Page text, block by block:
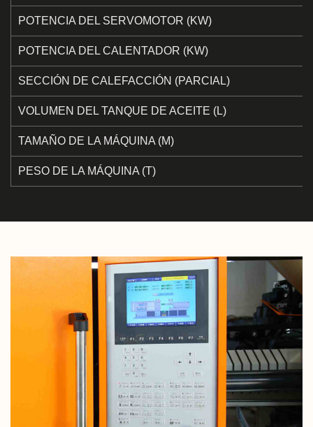
POTENCIA DEL SERVOMOTOR (KW)
POTENCIA DEL CALENTADOR (KW)
SECCIÓN DE CALEFACCIÓN (PARCIAL)
VOLUMEN DEL TANQUE DE ACEITE (L)
TAMAÑO DE LA MÁQUINA (M)
PESO DE LA MÁQUINA (T)